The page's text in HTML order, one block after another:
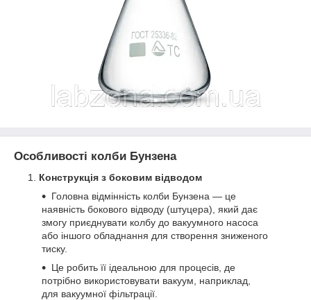
Особливості колби Бунзена
Конструкція з боковим відводом
Головна відмінність колби Бунзена — це
наявність бокового відводу (штуцера), який дає
змогу приєднувати колбу до вакуумного насоса
або іншого обладнання для створення зниженого
тиску.
Це робить її ідеальною для процесів, де
потрібно використовувати вакуум, наприклад,
для вакуумної фільтрації.